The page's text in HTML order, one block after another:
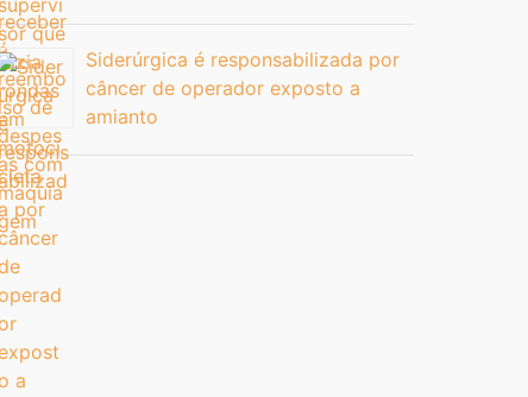
Siderúrgica é responsabilizada por
câncer de operador exposto a
amianto